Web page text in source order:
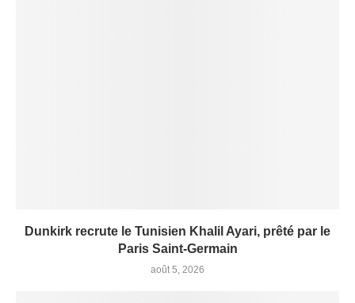
Dunkirk recrute le Tunisien Khalil Ayari, prêté par le
Paris Saint-Germain
août 5, 2026